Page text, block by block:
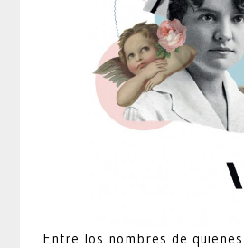
Entre los nombres de